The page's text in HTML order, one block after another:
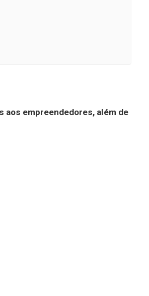
aos empreendedores, além de